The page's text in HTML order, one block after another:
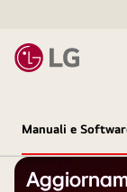
Manuali e